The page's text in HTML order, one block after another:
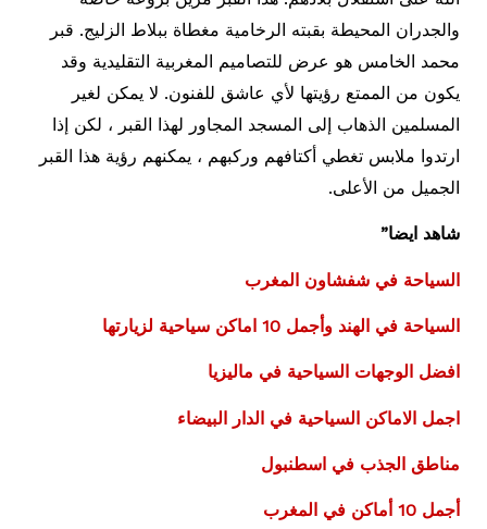
والجدران المحيطة بقبته الرخامية مغطاة ببلاط الزليج. قبر
محمد الخامس هو عرض للتصاميم المغربية التقليدية وقد
يكون من الممتع رؤيتها لأي عاشق للفنون. لا يمكن لغير
المسلمين الذهاب إلى المسجد المجاور لهذا القبر ، لكن إذا
ارتدوا ملابس تغطي أكتافهم وركبهم ، يمكنهم رؤية هذا القبر
الجميل من الأعلى.
شاهد ايضا”
السياحة في شفشاون المغرب
السياحة في الهند وأجمل 10 اماكن سياحية لزيارتها
افضل الوجهات السياحية في ماليزيا
اجمل الاماكن السياحية في الدار البيضاء
مناطق الجذب في اسطنبول
أجمل 10 أماكن في المغرب